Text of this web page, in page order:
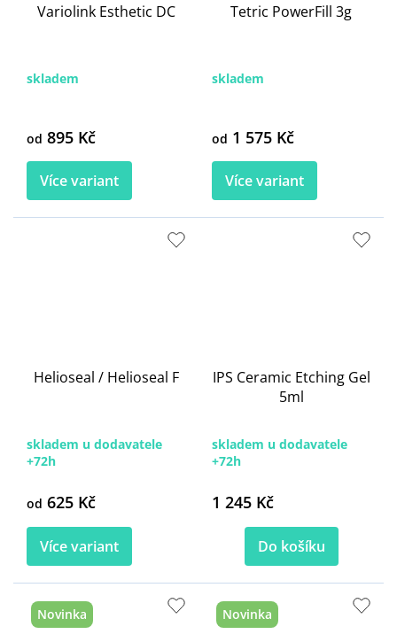
Variolink Esthetic DC
skladem
od 895 Kč
Více variant
Tetric PowerFill 3g
skladem
od 1 575 Kč
Více variant
Helioseal / Helioseal F
skladem u dodavatele
+72h
od 625 Kč
Více variant
IPS Ceramic Etching Gel
5ml
skladem u dodavatele
+72h
1 245 Kč
Do košíku
Novinka Novinka